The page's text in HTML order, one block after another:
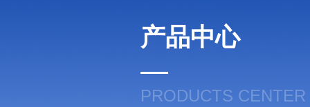
产品中心
PRODUCTS CENTER